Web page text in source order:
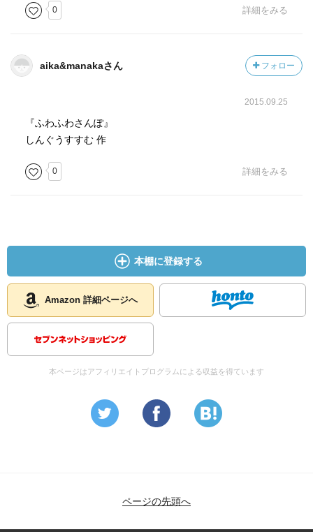
0 詳細をみる
aika&manakaさん フォロー
2015.09.25
『ふわふわさんぽ』
しんぐうすすむ 作
0 詳細をみる
本棚に登録する
Amazon 詳細ページへ
本ページはアフィリエイトプログラムによる収益を得ています
ページの先頭へ